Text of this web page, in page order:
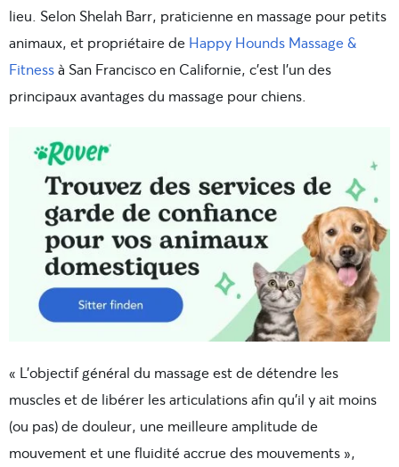
lieu. Selon Shelah Barr, praticienne en massage pour petits
animaux, et propriétaire de Happy Hounds Massage &
Fitnessà San Francisco en Californie, c’est l’un des
principaux avantages du massage pour chiens.
« L’objectif général du massage est de détendre les
muscles et de libérer les articulations afin qu’il y ait moins
(ou pas) de douleur, une meilleure amplitude de
mouvement et une fluidité accrue des mouvements »,